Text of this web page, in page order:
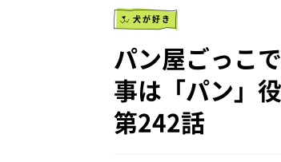
犬が好き
パン屋ごっこ
事は「パン」
第242話